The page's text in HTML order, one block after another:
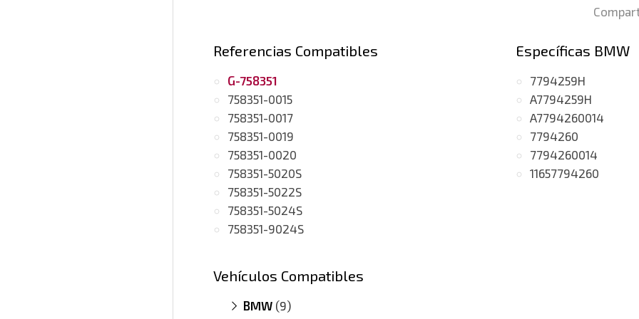
Referencias Compatibles
G-758351
758351-0015
758351-0017
758351-0019
758351-0020
758351-5020S
758351-5022S
758351-5024S
758351-9024S
Específicas BMW
7794259H
A7794259H
A7794260014
7794260
7794260014
11657794260
Vehículos Compatibles
BMW (9)